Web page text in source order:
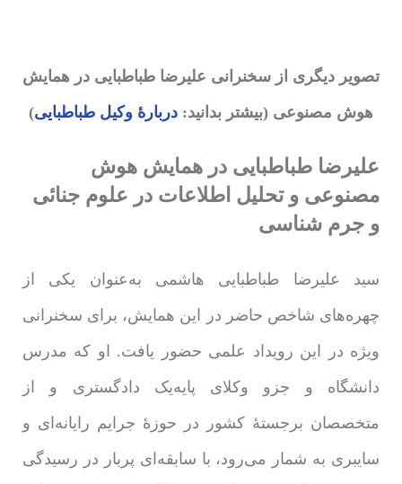
تصویر دیگری از سخنرانی علیرضا طباطبایی در همایش
هوش مصنوعی (بیشتر بدانید: دربارۀ وکیل طباطبایی)
علیرضا طباطبایی در همایش هوش
مصنوعی و تحلیل اطلاعات در علوم جنائی
و جرم شناسی
سید علیرضا طباطبایی هاشمی به‌عنوان یکی از
چهره‌های شاخص حاضر در این همایش، برای سخنرانی
ویژه در این رویداد علمی حضور یافت. او که مدرس
دانشگاه و جزو وکلای پایه‌یک دادگستری و از
متخصصان برجستۀ کشور در حوزۀ جرایم رایانه‌ای و
سایبری به شمار می‌رود، با سابقه‌ای پربار در رسیدگی